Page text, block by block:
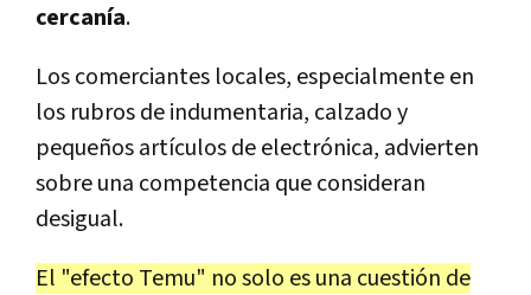
cercanía.
Los comerciantes locales, especialmente en
los rubros de indumentaria, calzado y
pequeños artículos de electrónica, advierten
sobre una competencia que consideran
desigual.
El "efecto Temu" no solo es una cuestión de